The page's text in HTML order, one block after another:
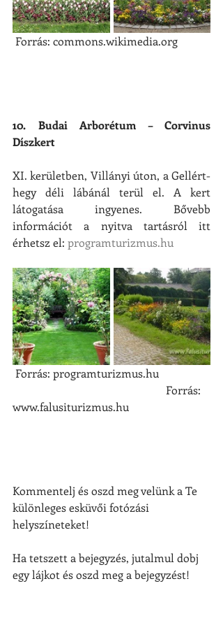
Forrás: commons.wikimedia.org
10. Budai Arborétum – Corvinus
Díszkert
XI. kerületben, Villányi úton, a Gellért-
hegy déli lábánál terül el. A kert
látogatása ingyenes. Bővebb
információt a nyitva tartásról itt
érhetsz el: programturizmus.hu
                                                       Forrás:
www.falusiturizmus.hu
Kommentelj és oszd meg velünk a Te
különleges esküvői fotózási
helyszíneteket!
Ha tetszett a bejegyzés, jutalmul dobj
egy lájkot és oszd meg a bejegyzést!